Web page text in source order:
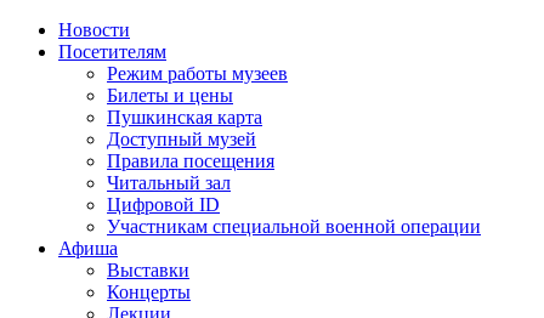
Новости
Посетителям
Режим работы музеев
Билеты и цены
Пушкинская карта
Доступный музей
Правила посещения
Читальный зал
Цифровой ID
Участникам специальной военной операции
Афиша
Выставки
Концерты
Лекции